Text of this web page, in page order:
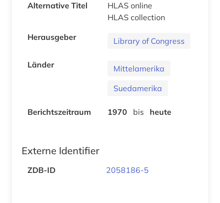
Alternative Titel
HLAS online
HLAS collection
Herausgeber
Library of Congress
Länder
Mittelamerika
Suedamerika
Berichtszeitraum 1970 bis heute
Externe Identifier
ZDB-ID 2058186-5